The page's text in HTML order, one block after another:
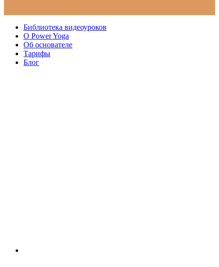
Библиотека видеоуроков
О Power Yoga
Об основателе
Тарифы
Блог